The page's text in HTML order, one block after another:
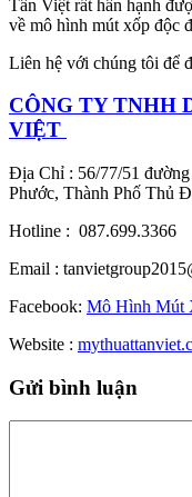
Tân Việt rất hân hạnh
về mô hình mút xốp độc
Liên hệ với chúng tôi để
CÔNG TY TNHH
VIỆT
Địa Chỉ : 56/77/51
Phước, Thành Phố Thủ
Hotline : 087.699.3366
Email :
Facebook: Mô Hình Mút
Website :
Gửi bình luận